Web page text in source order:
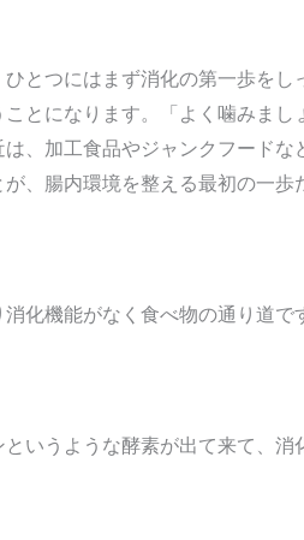
とつにはまず消化の第一歩を
とになります。「よく噛みま
、加工食品やジャンクフードな
、腸内環境を整える最初の一歩
化機能がなく食べ物の通り道で
いうような酵素が出て来て、消